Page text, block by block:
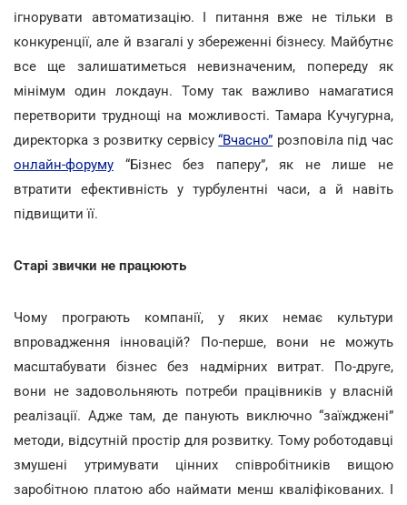
ігнорувати автоматизацію. І питання вже не тільки в
конкуренції, але й взагалі у збереженні бізнесу. Майбутнє
все ще залишатиметься невизначеним, попереду як
мінімум один локдаун. Тому так важливо намагатися
перетворити труднощі на можливості. Тамара Кучугурна,
директорка з розвитку сервісу“Вчасно” розповіла під час
онлайн-форуму “Бізнес без паперу”, як не лише не
втратити ефективність у турбулентні часи, а й навіть
підвищити її.
Старі звички не працюють
Чому програють компанії, у яких немає культури
впровадження інновацій? По-перше, вони не можуть
масштабувати бізнес без надмірних витрат. По-друге,
вони не задовольняють потреби працівників у власній
реалізації. Адже там, де панують виключно “заїжджені”
методи, відсутній простір для розвитку. Тому роботодавці
змушені утримувати цінних співробітників вищою
заробітною платою або наймати менш кваліфікованих. І